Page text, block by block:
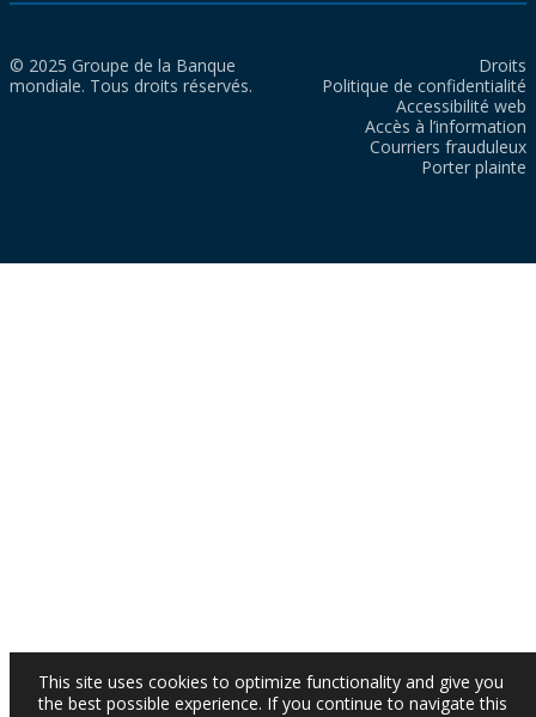
© 2025 Groupe de la Banque
mondiale. Tous droits réservés.
Droits
Politique de confidentialité
Accessibilité web
Accès à l’information
Courriers frauduleux
Porter plainte
This site uses cookies to optimize functionality and give you
the best possible experience. If you continue to navigate this